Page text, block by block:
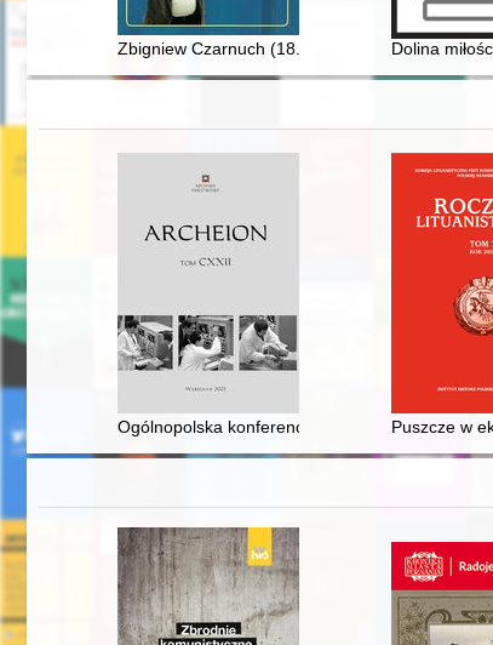
Zbigniew Czarnuch (18.03.1930 - 22.09.2024) :
Dolina
Ogólnopolska konferencja naukowa "Węzłowe
Puszcze w